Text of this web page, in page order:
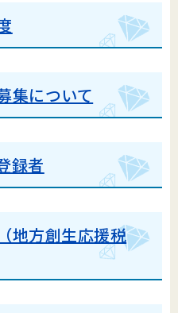
集について
録者
地方創生応援税